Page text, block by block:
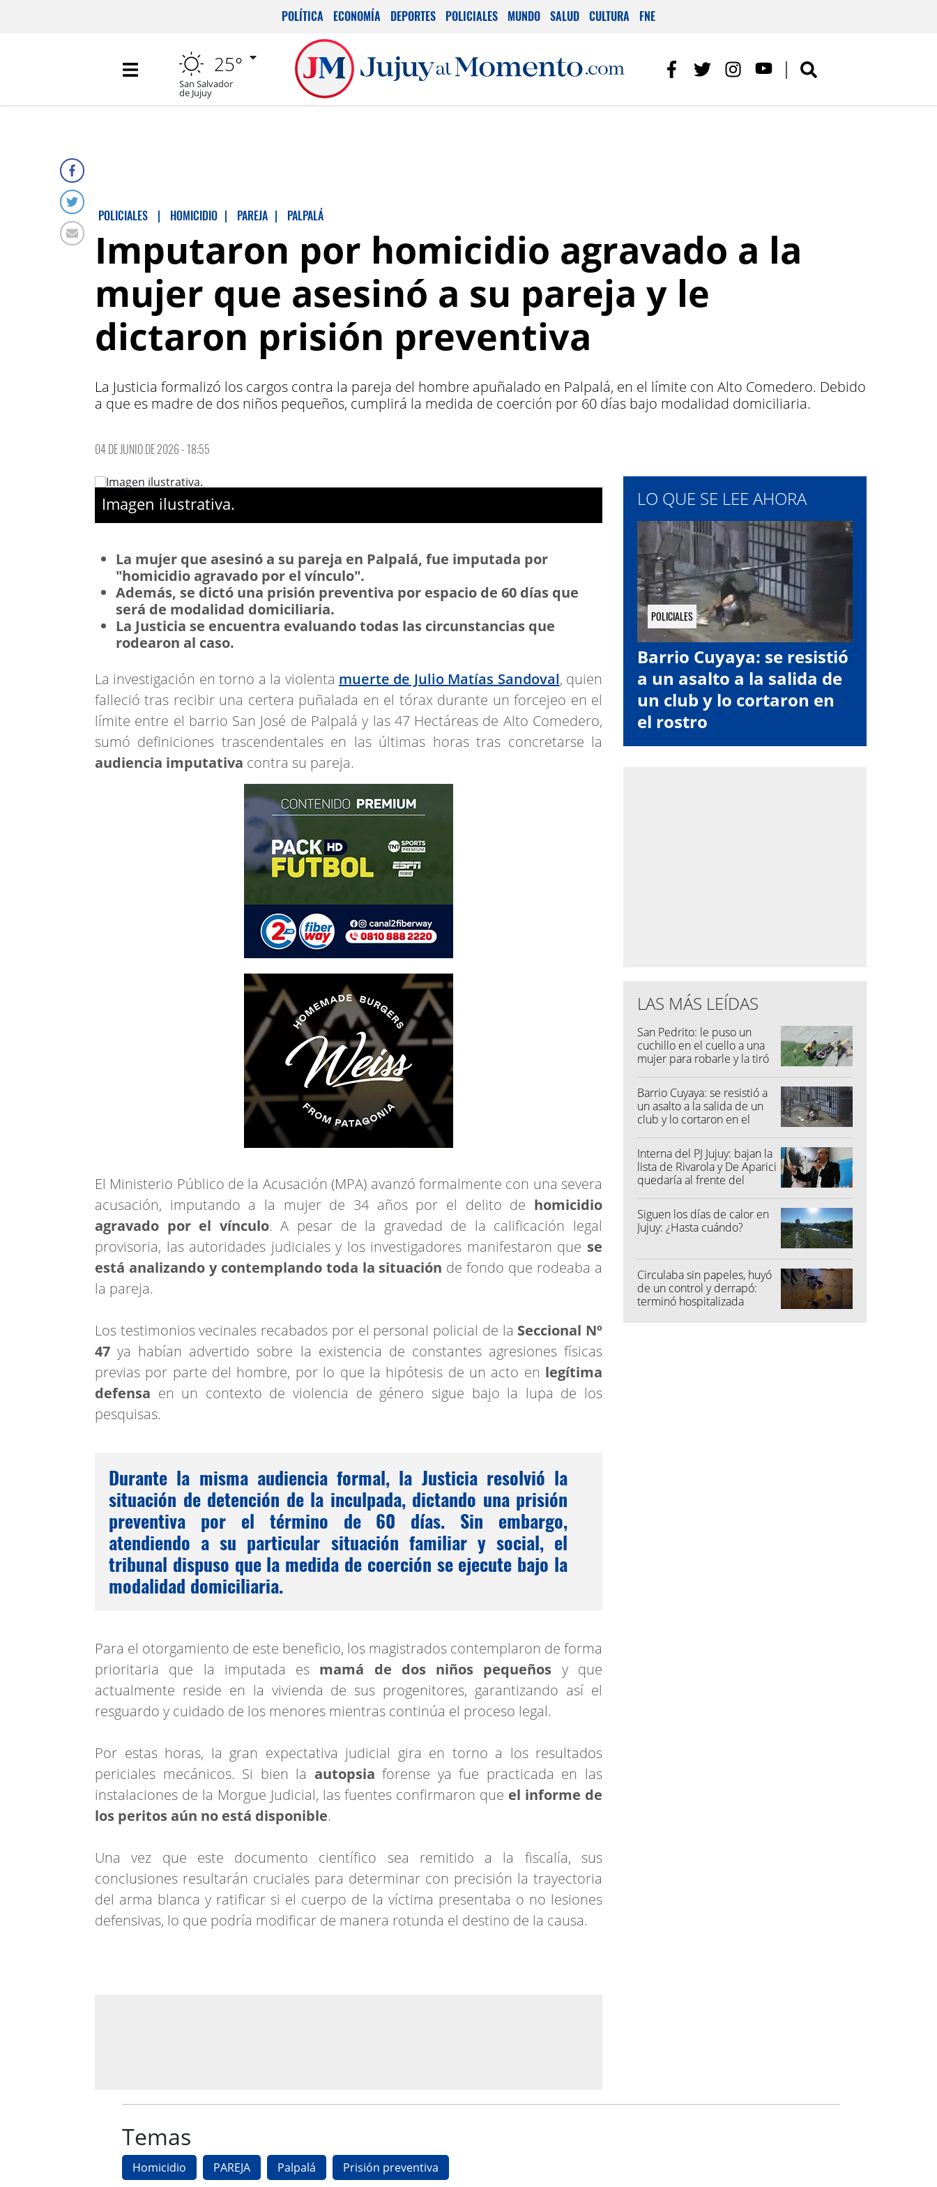
POLÍTICA ECONOMÍA DEPORTES POLICIALES MUNDO SALUD CULTURA FNE
25°
San Salvador
de Jujuy
POLICIALES | HOMICIDIO | PAREJA | PALPALÁ
Imputaron por homicidio agravado a la
mujer que asesinó a su pareja y le
dictaron prisión preventiva
La Justicia formalizó los cargos contra la pareja del hombre apuñalado en Palpalá, en el límite con Alto Comedero. Debido
a que es madre de dos niños pequeños, cumplirá la medida de coerción por 60 días bajo modalidad domiciliaria.
04 DE JUNIO DE 2026 - 18:55
Imagen ilustrativa.
La mujer que asesinó a su pareja en Palpalá, fue imputada por
"homicidio agravado por el vínculo".
Además, se dictó una prisión preventiva por espacio de 60 días que
será de modalidad domiciliaria.
La Justicia se encuentra evaluando todas las circunstancias que
rodearon al caso.
La investigación en torno a la violenta muerte de Julio Matías Sandoval, quien
falleció tras recibir una certera puñalada en el tórax durante un forcejeo en el
límite entre el barrio San José de Palpalá y las 47 Hectáreas de Alto Comedero,
sumó definiciones trascendentales en las últimas horas tras concretarse la
audiencia imputativa contra su pareja.
El Ministerio Público de la Acusación (MPA) avanzó formalmente con una severa
acusación, imputando a la mujer de 34 años por el delito de homicidio
agravado por el vínculo. A pesar de la gravedad de la calificación legal
provisoria, las autoridades judiciales y los investigadores manifestaron que se
está analizando y contemplando toda la situación de fondo que rodeaba a
la pareja.
Los testimonios vecinales recabados por el personal policial de la Seccional Nº
47 ya habían advertido sobre la existencia de constantes agresiones físicas
previas por parte del hombre, por lo que la hipótesis de un acto en legítima
defensa en un contexto de violencia de género sigue bajo la lupa de los
pesquisas.
Durante la misma audiencia formal, la Justicia resolvió la
situación de detención de la inculpada, dictando una prisión
preventiva por el término de 60 días. Sin embargo,
atendiendo a su particular situación familiar y social, el
tribunal dispuso que la medida de coerción se ejecute bajo la
modalidad domiciliaria.
Para el otorgamiento de este beneficio, los magistrados contemplaron de forma
prioritaria que la imputada es mamá de dos niños pequeños y que
actualmente reside en la vivienda de sus progenitores, garantizando así el
resguardo y cuidado de los menores mientras continúa el proceso legal.
Por estas horas, la gran expectativa judicial gira en torno a los resultados
periciales mecánicos. Si bien la autopsia forense ya fue practicada en las
instalaciones de la Morgue Judicial, las fuentes confirmaron que el informe de
los peritos aún no está disponible.
Una vez que este documento científico sea remitido a la fiscalía, sus
conclusiones resultarán cruciales para determinar con precisión la trayectoria
del arma blanca y ratificar si el cuerpo de la víctima presentaba o no lesiones
defensivas, lo que podría modificar de manera rotunda el destino de la causa.
LO QUE SE LEE AHORA
POLICIALES
Barrio Cuyaya: se resistió
a un asalto a la salida de
un club y lo cortaron en
el rostro
LAS MÁS LEÍDAS
San Pedrito: le puso un
cuchillo en el cuello a una
mujer para robarle y la tiró
Barrio Cuyaya: se resistió a
un asalto a la salida de un
club y lo cortaron en el
Interna del PJ Jujuy: bajan la
lista de Rivarola y De Aparici
quedaría al frente del
Siguen los días de calor en
Jujuy: ¿Hasta cuándo?
Circulaba sin papeles, huyó
de un control y derrapó:
terminó hospitalizada
Temas
Homicidio PAREJA Palpalá Prisión preventiva